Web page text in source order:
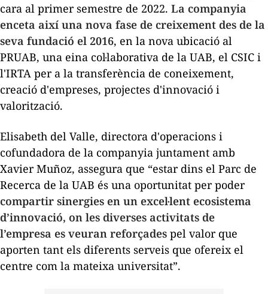
cara al primer semestre de 2022. La companyia
enceta així una nova fase de creixement des de la
seva fundació el 2016, en la nova ubicació al
PRUAB, una eina col·laborativa de la UAB, el CSIC i
l'IRTA per a la transferència de coneixement,
creació d'empreses, projectes d'innovació i
valorització.
Elisabeth del Valle, directora d'operacions i
cofundadora de la companyia juntament amb
Xavier Muñoz, assegura que “estar dins el Parc de
Recerca de la UAB és una oportunitat per poder
compartir sinergies en un excel·lent ecosistema
d’innovació, on les diverses activitats de
l’empresa es veuran reforçades pel valor que
aporten tant els diferents serveis que ofereix el
centre com la mateixa universitat”.